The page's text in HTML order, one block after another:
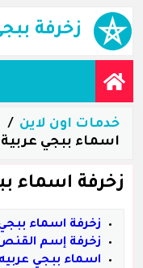
زخرفة
خدمات اون لاين
اسماء ببجي عربية
زخرفة اسماء
زخرفة اسماء
زخرفة إسم
اسماء ببجي